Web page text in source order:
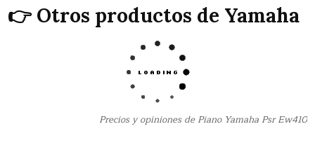
👉 Otros productos de Yamaha
Precios y opiniones de Piano Yamaha Psr Ew410